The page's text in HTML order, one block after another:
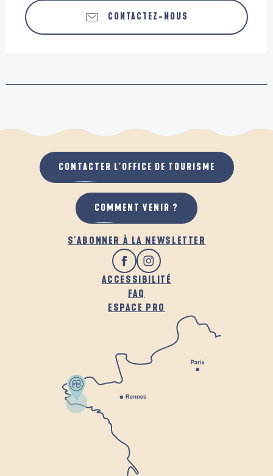
CONTACTEZ-NOUS
S'ABONNER À LA NEWSLETTER
ACCESSIBILITÉ
FAQ
ESPACE PRO
CONTACTER L'OFFICE DE TOURISME
COMMENT VENIR ?